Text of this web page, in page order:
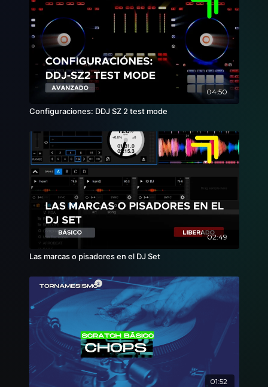
04:50
Configuraciones: DDJ SZ 2 test mode
02:49
Las marcas o pisadores en el DJ Set
01:52